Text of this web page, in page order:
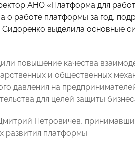
АНО «Платформа для
о работе платформы за год,
выделила основные
повышение качества
и общественных
давления на
для целей защиты
Петровичев, п
развития платформы.